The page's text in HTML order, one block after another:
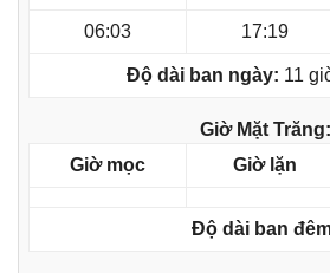
06:03 17:19
Độ dài ban ngày: 11
Giờ Mặt Trăng:
Giờ mọc
Giờ lặn
Độ dài ban